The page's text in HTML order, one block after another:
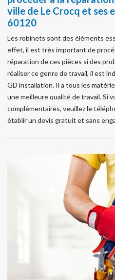
ville de Le Crocq et ses
60120
Les robinets sont des éléments
effet, il est très important de
réparation de ces pièces si des
réaliser ce genre de travail, il est
GD installation. Il a tous les
une meilleure qualité de travail. Si
complémentaires, veuillez le
établir un devis gratuit et sans